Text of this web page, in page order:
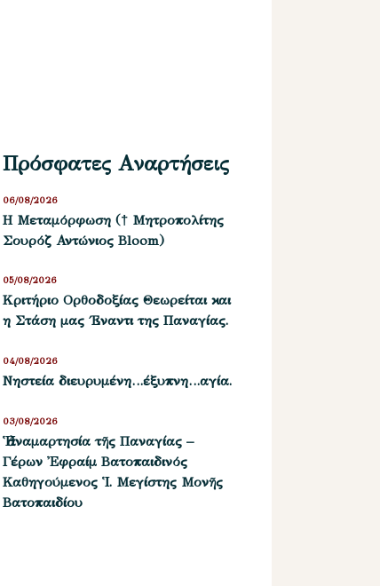
Πρόσφατες Αναρτήσεις
Η Μεταμόρφωση († Μητροπολίτης
Σουρόζ Αντώνιος Bloom)
06/08/2026
Kριτήριο Oρθοδοξίας Θεωρείται και
η Στάση μας ΄Εναντι της Παναγίας.
05/08/2026
Νηστεία διευρυμένη…έξυπνη…αγία.
04/08/2026
Ἡ ἀναμαρτησία τῆς Παναγίας –
Γέρων Ἐφραίμ Βατοπαιδινός
Καθηγούμενος Ἱ. Μεγίστης Μονῆς
Βατοπαιδίου
03/08/2026